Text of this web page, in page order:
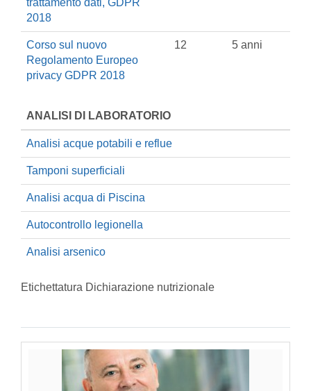
2018
Corso sul nuovo
Regolamento Europeo
privacy GDPR 2018
12 5 anni
ANALISI DI LABORATORIO
Analisi acque potabili e reflue
Tamponi superficiali
Analisi acqua di Piscina
Autocontrollo legionella
Analisi arsenico
Etichettatura Dichiarazione nutrizionale